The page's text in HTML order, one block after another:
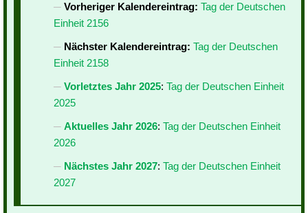
Vorheriger Kalendereintrag: Tag der Deutschen
Einheit 2156
Nächster Kalendereintrag: Tag der Deutschen
Einheit 2158
Vorletztes Jahr 2025: Tag der Deutschen Einheit
2025
Aktuelles Jahr 2026: Tag der Deutschen Einheit
2026
Nächstes Jahr 2027: Tag der Deutschen Einheit
2027